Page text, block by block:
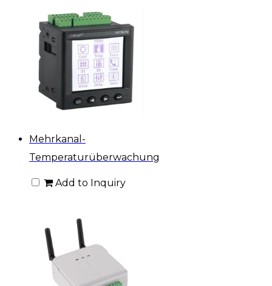
Mehrkanal-
Temperaturüberwachung
Add to Inquiry